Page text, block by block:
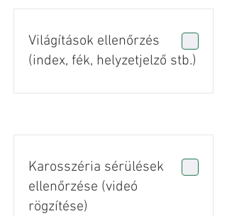
Világítások ellenőrzés
(index, fék, helyzetjelző stb.)
Karosszéria sérülések
ellenőrzése (videó
rögzítése)